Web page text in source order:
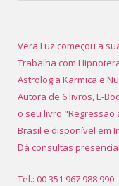
Vera Luz começou a
Trabalha com
Astrologia Karmica e
Autora de 6 livros, E-
o seu livro
Brasil e disponível em
Dá consultas
Tel.: 00 351 967 988 990